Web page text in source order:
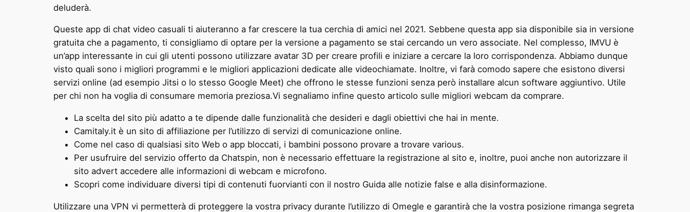
deluderà.
Queste app di chat video casuali ti aiuteranno a far crescere la tua cerchia di amici nel 2021. Sebbene questa app sia disponibile sia in versione
gratuita che a pagamento, ti consigliamo di optare per la versione a pagamento se stai cercando un vero associate. Nel complesso, IMVU è
un’app interessante in cui gli utenti possono utilizzare avatar 3D per creare profili e iniziare a cercare la loro corrispondenza. Abbiamo dunque
visto quali sono i migliori programmi e le migliori applicazioni dedicate alle videochiamate. Inoltre, vi farà comodo sapere che esistono diversi
servizi online (ad esempio Jitsi o lo stesso Google Meet) che offrono le stesse funzioni senza però installare alcun software aggiuntivo. Utile
per chi non ha voglia di consumare memoria preziosa.Vi segnaliamo infine questo articolo sulle migliori webcam da comprare.
La scelta del sito più adatto a te dipende dalle funzionalità che desideri e dagli obiettivi che hai in mente.
Camitaly.it è un sito di affiliazione per l’utilizzo di servizi di comunicazione online.
Come nel caso di qualsiasi sito Web o app bloccati, i bambini possono provare a trovare various.
Per usufruire del servizio offerto da Chatspin, non è necessario effettuare la registrazione al sito e, inoltre, puoi anche non autorizzare il
sito advert accedere alle informazioni di webcam e microfono.
Scopri come individuare diversi tipi di contenuti fuorvianti con il nostro Guida alle notizie false e alla disinformazione.
Utilizzare una VPN vi permetterà di proteggere la vostra privacy durante l’utilizzo di Omegle e garantirà che la vostra posizione rimanga segreta